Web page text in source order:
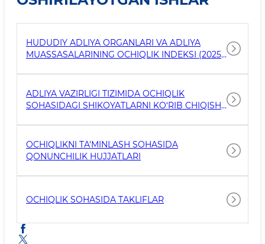
HUDUDIY ADLIYA ORGANLARI VA ADLIYA
MUASSASALARINING OCHIQLIK INDEKSI (2025-
ADLIYA VAZIRLIGI TIZIMIDA OCHIQLIK
SOHASIDAGI SHIKOYATLARNI KO‘RIB CHIQISH
OCHIQLIKNI TA'MINLASH SOHASIDA
QONUNCHILIK HUJJATLARI
OCHIQLIK SOHASIDA TAKLIFLAR